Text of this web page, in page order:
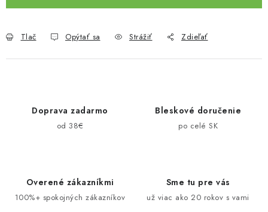
Tlač Opýtať sa Strážiť Zdieľať
Doprava zadarmo
od 38€
Bleskové doručenie
po celé SK
Overené zákazníkmi
100%+ spokojných zákazníkov
Sme tu pre vás
už viac ako 20 rokov s vami